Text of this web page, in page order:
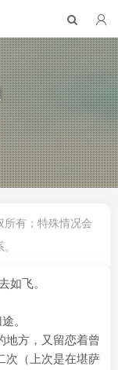
所有；特殊情况会
如飞。
。
地方，又留恋着曾
次（上次是在堪萨